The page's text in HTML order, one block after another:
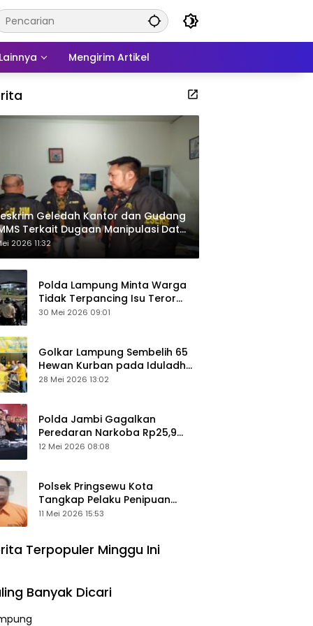
Lainnya Mengirim Artikel
Geledah Kantor dan Gudang
Terkait Dugaan Manipulasi Data
Sawit
2026 11:32
Polda Lampung Minta Warga
Tidak Terpancing Isu Teror
Pocong Palsu, Patroli
30 Mei 2026 09:01
Golkar Lampung Sembelih 65
Hewan Kurban pada Iduladha
1447 Hijriah
28 Mei 2026 13:02
Polda Jambi Gagalkan
Peredaran Narkoba Rp25,9
Miliar, Empat Tersangka
12 Mei 2026 08:08
Polsek Pringsewu Kota
Tangkap Pelaku Penipuan
Mobil, Sempat Kabur ke Jambi
11 Mei 2026 15:53
Terpopuler Minggu Ini
Banyak Dicari